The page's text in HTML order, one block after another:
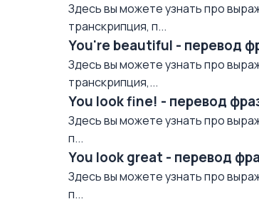
Здесь вы можете узнать про
транскрипция, п...
You're beautiful - перевод
Здесь вы можете узнать про
транскрипция,...
You look fine! - перевод
Здесь вы можете узнать про
п...
You look great - перевод
Здесь вы можете узнать про
п...